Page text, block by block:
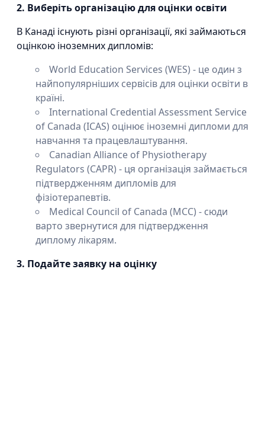
2. Виберіть організацію для оцінки освіти
В Канаді існують різні організації, які займаються
оцінкою іноземних дипломів:
World Education Services (WES) - це один з
найпопулярніших сервісів для оцінки освіти в
країні.
International Credential Assessment Service
of Canada (ICAS) оцінює іноземні дипломи для
навчання та працевлаштування.
Canadian Alliance of Physiotherapy
Regulators (CAPR) - ця організація займається
підтвердженням дипломів для
фізіотерапевтів.
Medical Council of Canada (MCC) - сюди
варто звернутися для підтвердження
диплому лікарям.
3. Подайте заявку на оцінку